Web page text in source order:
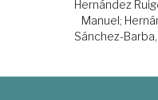
Hernández
Manuel;
Sánchez-